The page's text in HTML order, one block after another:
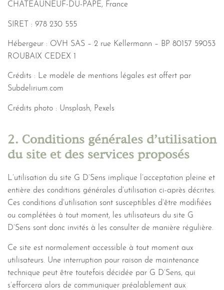
CHATEAUNEUF-DU-PAPE, France
SIRET : 978 230 555
Hébergeur : OVH SAS – 2 rue Kellermann – BP 80157 59053
ROUBAIX CEDEX 1
Crédits : Le modèle de mentions légales est offert par
Subdelirium.com
Crédits photo : Unsplash, Pexels
2. Conditions générales d’utilisation
du site et des services proposés
L’utilisation du site G D’Sens implique l’acceptation pleine et
entière des conditions générales d’utilisation ci-après décrites.
Ces conditions d’utilisation sont susceptibles d’être modifiées
ou complétées à tout moment, les utilisateurs du site G
D’Sens sont donc invités à les consulter de manière régulière.
Ce site est normalement accessible à tout moment aux
utilisateurs. Une interruption pour raison de maintenance
technique peut être toutefois décidée par G D’Sens, qui
s’efforcera alors de communiquer préalablement aux